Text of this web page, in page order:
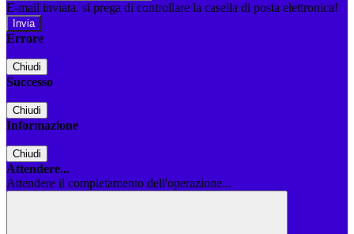
E-mail inviata, si prega di controllare la casella di posta elettronica!
Errore
Chiudi
Successo
Chiudi
Informazione
Chiudi
Attendere...
Attendere il completamento dell'operazione...